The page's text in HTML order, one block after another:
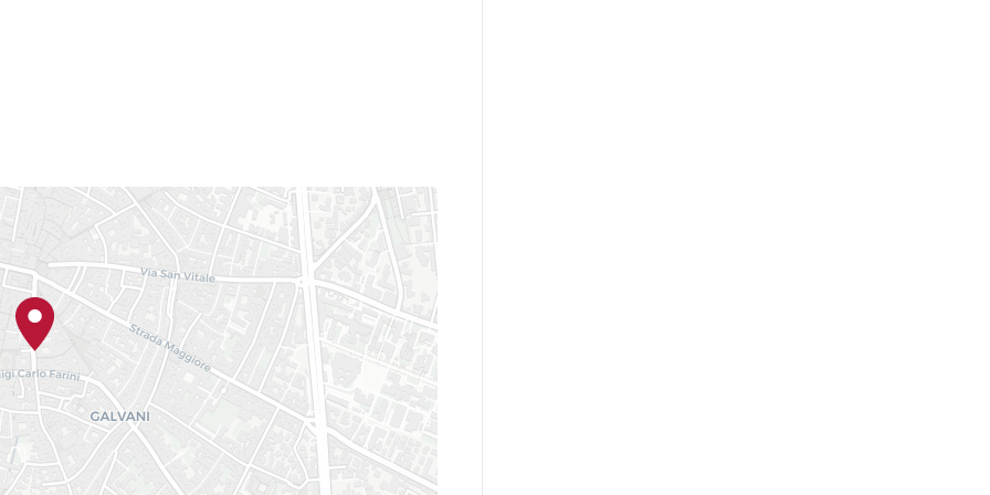
un io che esiste solo nel
Un’identità da abitare, più
mostra collettivaIdentità, l’io
visione. Luogo di stratificazione
spazio di confronto e
autonome e, proprio per
In mostra le opere diVictor Fotso
Pancino,Stefano W.
Severi , ciascuno con una propria